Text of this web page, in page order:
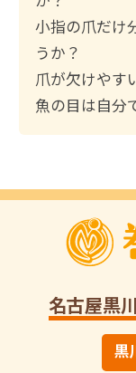
小指の爪だけ
うか？
爪が欠けやす
魚の目は自分
名古屋黒
黒